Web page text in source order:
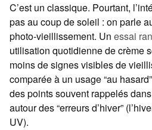
C’est un classique. Pourtant,
pas au coup de soleil : on parle
photo-vieillissement. Un essai
utilisation quotidienne de crème
moins de signes visibles de
comparée à un usage “au
des points souvent rappelés
autour des “erreurs d’hiver”
UV).